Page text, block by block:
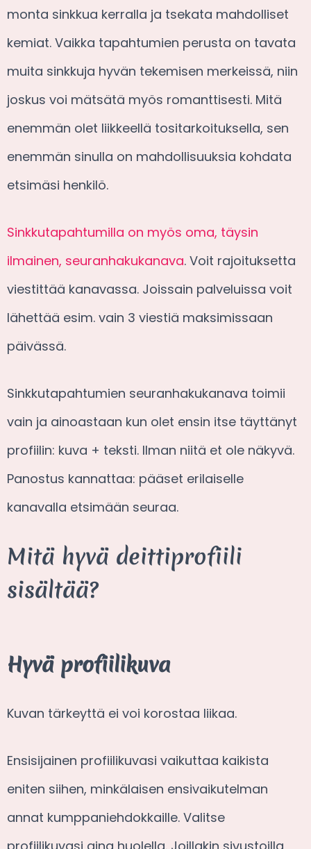
monta sinkkua kerralla ja tsekata mahdolliset
kemiat. Vaikka tapahtumien perusta on tavata
muita sinkkuja hyvän tekemisen merkeissä, niin
joskus voi mätsätä myös romanttisesti. Mitä
enemmän olet liikkeellä tositarkoituksella, sen
enemmän sinulla on mahdollisuuksia kohdata
etsimäsi henkilö.
Sinkkutapahtumilla on myös oma, täysin
ilmainen, seuranhakukanava. Voit rajoituksetta
viestittää kanavassa. Joissain palveluissa voit
lähettää esim. vain 3 viestiä maksimissaan
päivässä.
Sinkkutapahtumien seuranhakukanava toimii
vain ja ainoastaan kun olet ensin itse täyttänyt
profiilin: kuva + teksti. Ilman niitä et ole näkyvä.
Panostus kannattaa: pääset erilaiselle
kanavalla etsimään seuraa.
Mitä hyvä deittiprofiili
sisältää?
Hyvä profiilikuva
Kuvan tärkeyttä ei voi korostaa liikaa.
Ensisijainen profiilikuvasi vaikuttaa kaikista
eniten siihen, minkälaisen ensivaikutelman
annat kumppaniehdokkaille. Valitse